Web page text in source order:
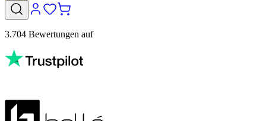
3.704 Bewertungen auf